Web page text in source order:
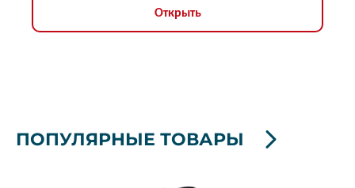
Открыть
ПОПУЛЯРНЫЕ ТОВАРЫ